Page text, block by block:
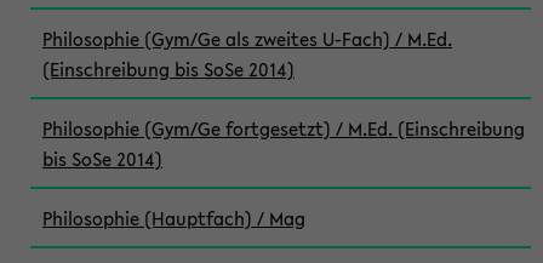
Philosophie (Gym/Ge als zweites U-Fach) / M.Ed.
(Einschreibung bis SoSe 2014)
Philosophie (Gym/Ge fortgesetzt) / M.Ed. (Einschreibung
bis SoSe 2014)
Philosophie (Hauptfach) / Mag